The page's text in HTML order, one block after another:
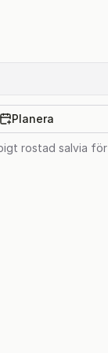
Planera
rostad salvia